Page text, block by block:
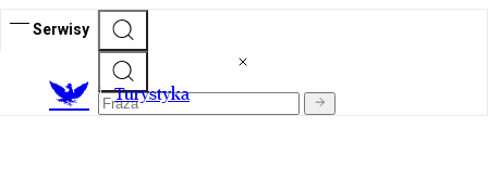
Serwisy
Turystyka